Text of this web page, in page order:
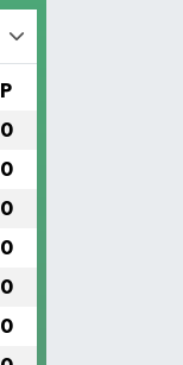
P
0
0
0
0
0
0